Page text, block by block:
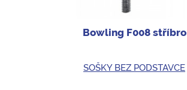
Bowling F008 stříbro
SOŠKY BEZ PODSTAVCE